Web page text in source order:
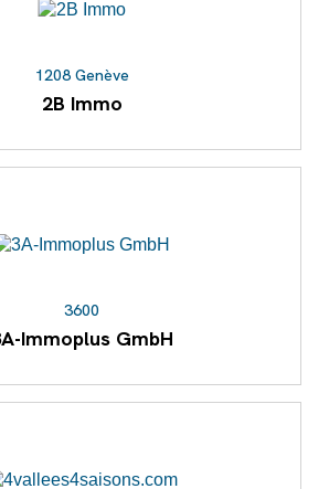
1208 Genève
2B Immo
3600
Immoplus GmbH